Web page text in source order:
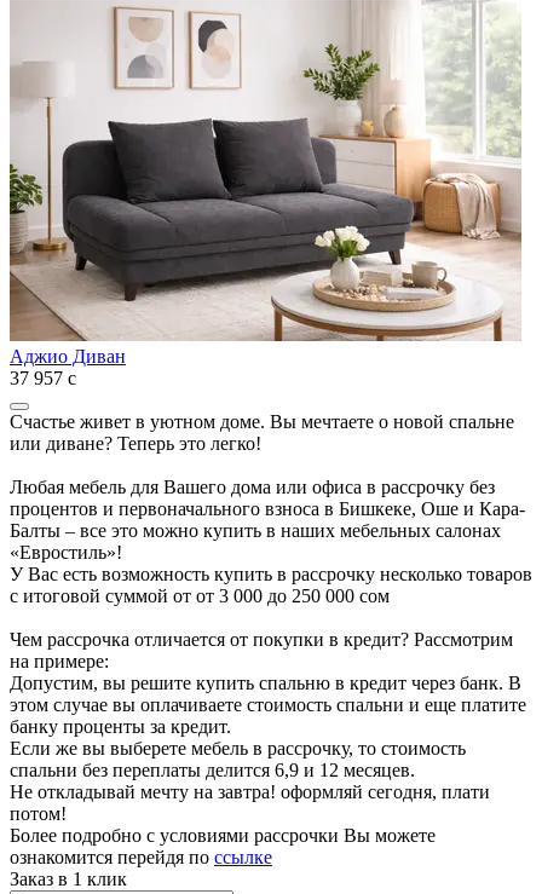
Аджио Диван
37 957 с
Счастье живет в уютном доме. Вы мечтаете о новой спальне
или диване? Теперь это легко!
Любая мебель для Вашего дома или офиса в рассрочку без
процентов и первоначального взноса в Бишкеке, Оше и Кара-
Балты – все это можно купить в наших мебельных салонах
«Евростиль»!
У Вас есть возможность купить в рассрочку несколько товаров
с итоговой суммой от от 3 000 до 250 000 сом
Чем рассрочка отличается от покупки в кредит? Рассмотрим
на примере:
Допустим, вы решите купить спальню в кредит через банк. В
этом случае вы оплачиваете стоимость спальни и еще платите
банку проценты за кредит.
Если же вы выберете мебель в рассрочку, то стоимость
спальни без переплаты делится 6,9 и 12 месяцев.
Не откладывай мечту на завтра! оформляй сегодня, плати
потом!
Более подробно с условиями рассрочки Вы можете
ознакомится перейдя по ссылке
Заказ в 1 клик